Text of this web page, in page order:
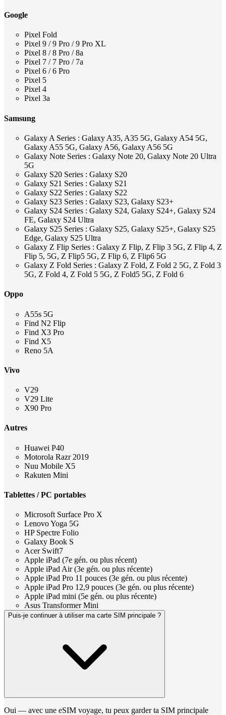
Google
Pixel Fold
Pixel 9 / 9 Pro / 9 Pro XL
Pixel 8 / 8 Pro / 8a
Pixel 7 / 7 Pro / 7a
Pixel 6 / 6 Pro
Pixel 5
Pixel 4
Pixel 3a
Samsung
Galaxy A Series : Galaxy A35, A35 5G, Galaxy A54 5G,
Galaxy A55 5G, Galaxy A56, Galaxy A56 5G
Galaxy Note Series : Galaxy Note 20, Galaxy Note 20 Ultra
5G
Galaxy S20 Series : Galaxy S20
Galaxy S21 Series : Galaxy S21
Galaxy S22 Series : Galaxy S22
Galaxy S23 Series : Galaxy S23, Galaxy S23+
Galaxy S24 Series : Galaxy S24, Galaxy S24+, Galaxy S24
FE, Galaxy S24 Ultra
Galaxy S25 Series : Galaxy S25, Galaxy S25+, Galaxy S25
Edge, Galaxy S25 Ultra
Galaxy Z Flip Series : Galaxy Z Flip, Z Flip 3 5G, Z Flip 4, Z
Flip 5, 5G, Z Flip5 5G, Z Flip 6, Z Flip6 5G
Galaxy Z Fold Series : Galaxy Z Fold, Z Fold 2 5G, Z Fold 3
5G, Z Fold 4, Z Fold 5 5G, Z Fold5 5G, Z Fold 6
Oppo
A55s 5G
Find N2 Flip
Find X3 Pro
Find X5
Reno 5A
Vivo
V29
V29 Lite
X90 Pro
Autres
Huawei P40
Motorola Razr 2019
Nuu Mobile X5
Rakuten Mini
Tablettes / PC portables
Microsoft Surface Pro X
Lenovo Yoga 5G
HP Spectre Folio
Galaxy Book S
Acer Swift7
Apple iPad (7e gén. ou plus récent)
Apple iPad Air (3e gén. ou plus récente)
Apple iPad Pro 11 pouces (3e gén. ou plus récente)
Apple iPad Pro 12,9 pouces (3e gén. ou plus récente)
Apple iPad mini (5e gén. ou plus récente)
Asus Transformer Mini
Puis-je continuer à utiliser ma carte SIM principale ?
Oui — avec une eSIM voyage, tu peux garder ta SIM principale